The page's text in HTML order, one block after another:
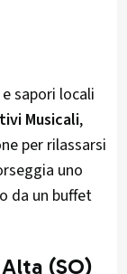
sapori locali
Musicali,
per rilassarsi
uno
da un buffet
(SO)